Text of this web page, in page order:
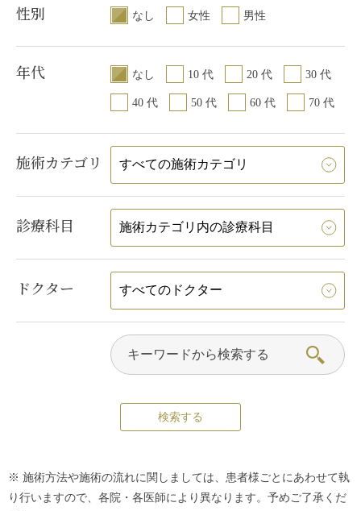
性別 なし 女性 男性
年代 なし 10 代 20 代 30 代
40 代 50 代 60 代 70 代
施術カテゴリ
診療科目
ドクター
※ 施術方法や施術の流れに関しましては、患者様ごとにあわせて執
り行いますので、各院・各医師により異なります。予めご了承くだ